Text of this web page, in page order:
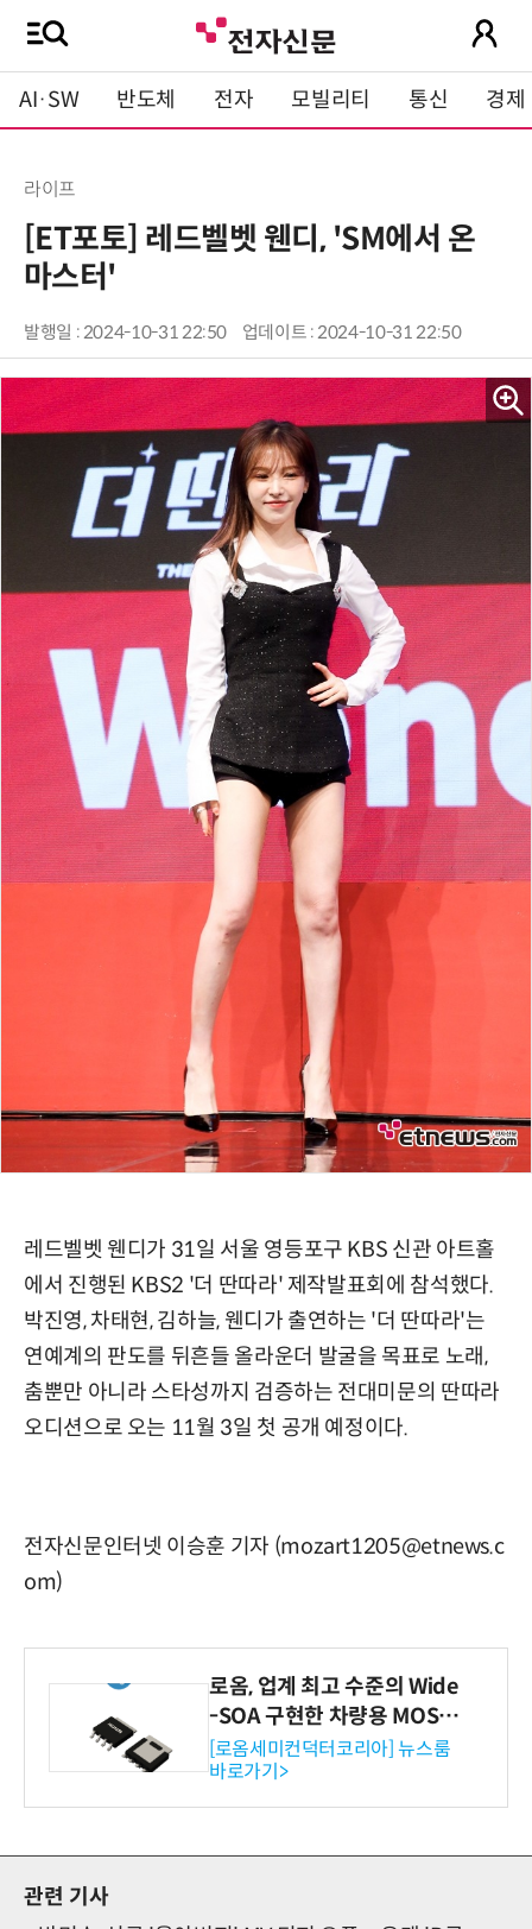
AI·SW 반도체 전자 모빌리티 통신 경제
라이프
[ET포토] 레드벨벳 웬디, 'SM에서 온
마스터'
발행일 : 2024-10-31 22:50 업데이트 : 2024-10-31 22:50
레드벨벳 웬디가 31일 서울 영등포구 KBS 신관 아트홀
에서 진행된 KBS2 '더 딴따라' 제작발표회에 참석했다.
박진영, 차태현, 김하늘, 웬디가 출연하는 '더 딴따라'는
연예계의 판도를 뒤흔들 올라운더 발굴을 목표로 노래,
춤뿐만 아니라 스타성까지 검증하는 전대미문의 딴따라
오디션으로 오는 11월 3일 첫 공개 예정이다.
전자신문인터넷 이승훈 기자 (mozart1205@etnews.c
om)
로옴, 업계 최고 수준의 Wide
-SOA 구현한 차량용 MOSF
ET 개발
[로옴세미컨덕터코리아] 뉴스룸
바로가기>
관련 기사